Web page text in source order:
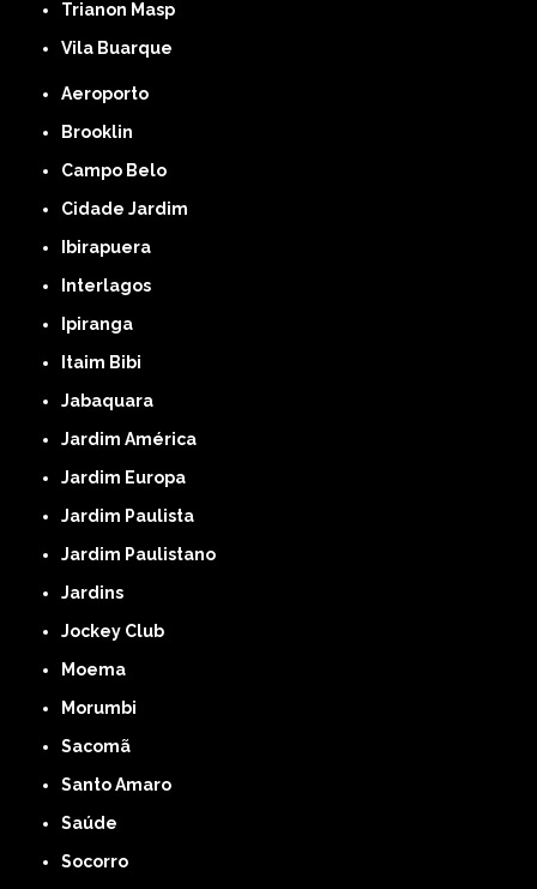
Trianon Masp
Vila Buarque
Aeroporto
Brooklin
Campo Belo
Cidade Jardim
Ibirapuera
Interlagos
Ipiranga
Itaim Bibi
Jabaquara
Jardim América
Jardim Europa
Jardim Paulista
Jardim Paulistano
Jardins
Jockey Club
Moema
Morumbi
Sacomã
Santo Amaro
Saúde
Socorro